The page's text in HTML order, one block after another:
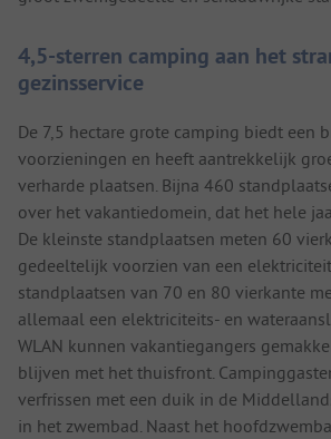
4,5-sterren camping aan het
gezinsservice
De 7,5 hectare grote camping biedt een
voorzieningen en heeft aantrekkelijk
verharde plaatsen. Bijna 460
over het vakantiedomein, dat het hele
De kleinste standplaatsen meten 60
gedeeltelijk voorzien van een
standplaatsen van 70 en 80 vierkante
allemaal een elektriciteits- en
WLAN kunnen vakantiegangers
blijven met het thuisfront.
verfrissen met een duik in de
in het zwembad. Naast het